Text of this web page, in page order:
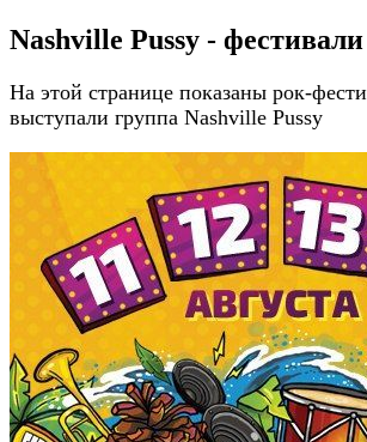
Nashville Pussy - фестивали
На этой странице показаны рок-
выступали группа Nashville Pussy